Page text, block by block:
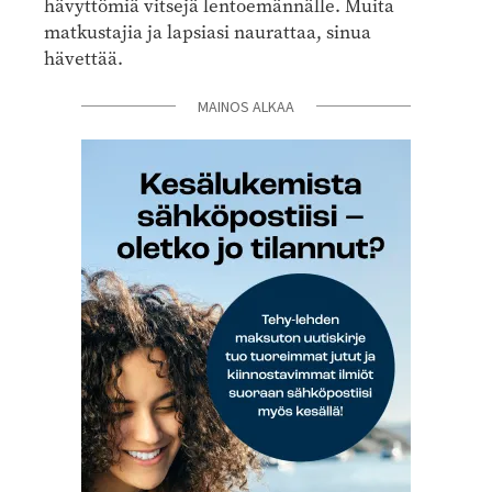
hävyttömiä vitsejä lentoemännälle. Muita
matkustajia ja lapsiasi naurattaa, sinua
hävettää.
MAINOS ALKAA